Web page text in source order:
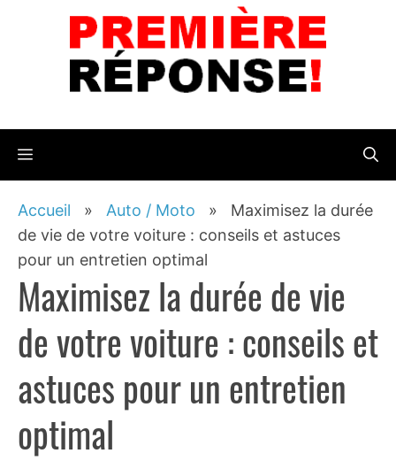
Menu
Accueil » Auto / Moto » Maximisez la durée
de vie de votre voiture : conseils et astuces
pour un entretien optimal
Maximisez la durée de vie
de votre voiture : conseils et
astuces pour un entretien
optimal